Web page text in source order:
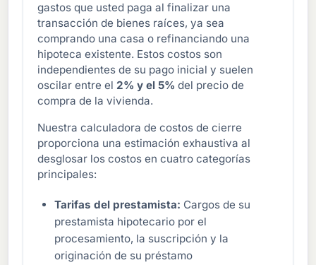
gastos que usted paga al finalizar una
transacción de bienes raíces, ya sea
comprando una casa o refinanciando una
hipoteca existente. Estos costos son
independientes de su pago inicial y suelen
oscilar entre el 2% y el 5% del precio de
compra de la vivienda.
Nuestra calculadora de costos de cierre
proporciona una estimación exhaustiva al
desglosar los costos en cuatro categorías
principales:
Tarifas del prestamista: Cargos de su
prestamista hipotecario por el
procesamiento, la suscripción y la
originación de su préstamo